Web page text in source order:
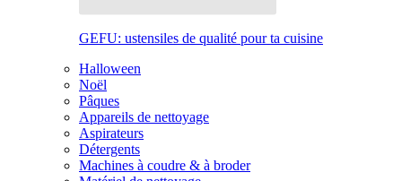
GEFU: ustensiles de qualité pour ta cuisine
Halloween
Noël
Pâques
Appareils de nettoyage
Aspirateurs
Détergents
Machines à coudre & à broder